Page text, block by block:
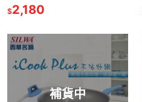
$2,180
補貨中